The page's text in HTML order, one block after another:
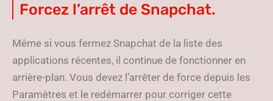
Forcez l’arrêt de Snapchat.
Même si vous fermez Snapchat de la liste des
applications récentes, il continue de fonctionner en
arrière-plan. Vous devez l’arrêter de force depuis les
Paramètres et le redémarrer pour corriger cette